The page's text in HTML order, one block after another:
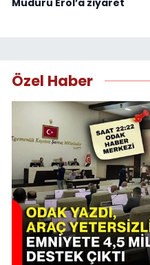
Müdürü Erol’a ziyaret
Özel Haber